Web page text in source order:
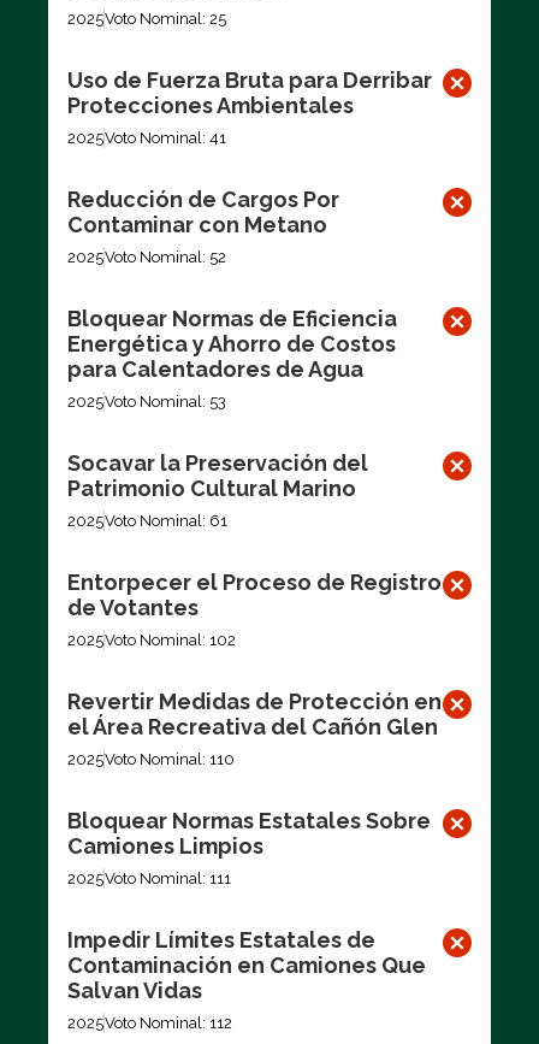
2025Voto Nominal: 25
Uso de Fuerza Bruta para Derribar
Protecciones Ambientales
2025Voto Nominal: 41
Reducción de Cargos Por
Contaminar con Metano
2025Voto Nominal: 52
Bloquear Normas de Eficiencia
Energética y Ahorro de Costos
para Calentadores de Agua
2025Voto Nominal: 53
Socavar la Preservación del
Patrimonio Cultural Marino
2025Voto Nominal: 61
Entorpecer el Proceso de Registro
de Votantes
2025Voto Nominal: 102
Revertir Medidas de Protección en
el Área Recreativa del Cañón Glen
2025Voto Nominal: 110
Bloquear Normas Estatales Sobre
Camiones Limpios
2025Voto Nominal: 111
Impedir Límites Estatales de
Contaminación en Camiones Que
Salvan Vidas
2025Voto Nominal: 112